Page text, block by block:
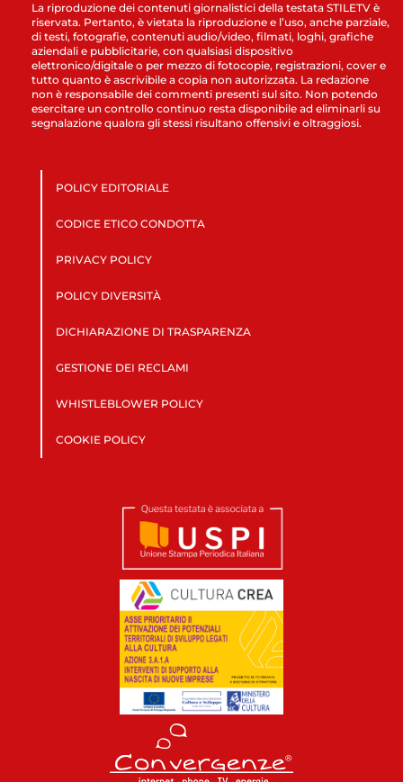
La riproduzione dei contenuti giornalistici della testata STILETV è
riservata. Pertanto, è vietata la riproduzione e l’uso, anche parziale,
di testi, fotografie, contenuti audio/video, filmati, loghi, grafiche
aziendali e pubblicitarie, con qualsiasi dispositivo
elettronico/digitale o per mezzo di fotocopie, registrazioni, cover e
tutto quanto è ascrivibile a copia non autorizzata. La redazione
non è responsabile dei commenti presenti sul sito. Non potendo
esercitare un controllo continuo resta disponibile ad eliminarli su
segnalazione qualora gli stessi risultano offensivi e oltraggiosi.
POLICY EDITORIALE
CODICE ETICO CONDOTTA
PRIVACY POLICY
POLICY DIVERSITÀ
DICHIARAZIONE DI TRASPARENZA
GESTIONE DEI RECLAMI
WHISTLEBLOWER POLICY
COOKIE POLICY